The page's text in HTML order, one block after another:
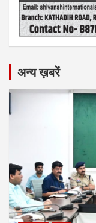
अन्य ख़बरें